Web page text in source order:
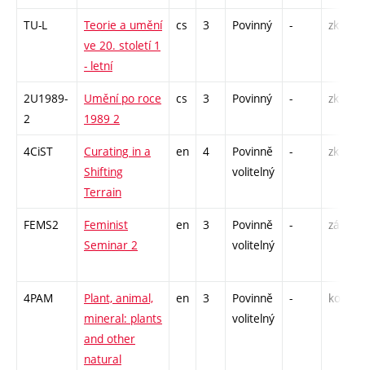
TU-L
Teorie a umění
ve 20. století 1
- letní
cs 3 Povinný - zk
2U1989-
2
Umění po roce
1989 2
cs 3 Povinný - zk
4CiST
Curating in a
Shifting
Terrain
en 4
Povinně
volitelný
- zk
FEMS2
Feminist
Seminar 2
en 3
Povinně
volitelný
- zá
4PAM
Plant, animal,
mineral: plants
and other
natural
en 3
Povinně
volitelný
- kol